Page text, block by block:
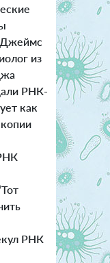
из
РНК-
как
РНК